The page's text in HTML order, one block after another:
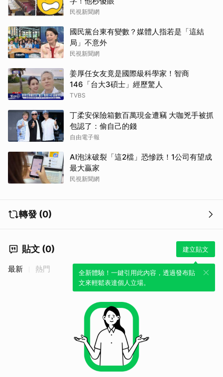
民視新聞網
國民黨台東有變數？媒體人指若是「這結
局」不意外
民視新聞網
姜厚任女友竟是國際級科學家！智商
146「台大3碩士」經歷驚人
TVBS
丁柔安保險箱數百萬現金遭竊 大咖兇手被抓
包認了：偷自己的錢
自由電子報
AI泡沫破裂「這2檔」恐慘跌！1公司有望成
最大贏家
民視新聞網
轉發 (0)
貼文 (0) 建立貼文
全新體驗！一鍵引用此內容，透過發布貼
文來輕鬆表達個人立場。
最新 熱門